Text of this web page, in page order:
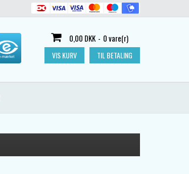
0,00 DKK - 0 vare(r)
VIS KURV TIL BETALING